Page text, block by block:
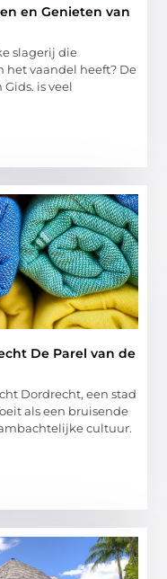
en Genieten van
slagerij die
het vaandel heeft? De
is veel
De Parel van de
Dordrecht, een stad
als een bruisende
cultuur.